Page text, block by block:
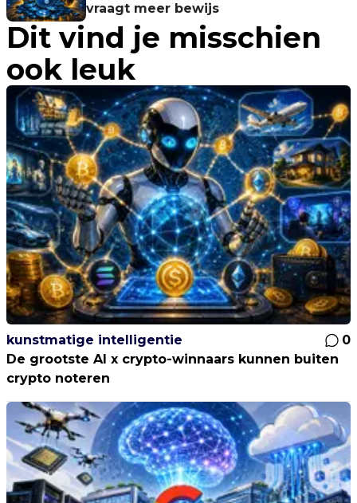
vraagt meer bewijs
Dit vind je misschien
ook leuk
kunstmatige intelligentie
0
De grootste AI x crypto-winnaars kunnen buiten
crypto noteren